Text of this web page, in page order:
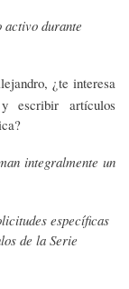
activo durante
¿te interesa
escribir artículos
integralmente un
específicas
de la Serie